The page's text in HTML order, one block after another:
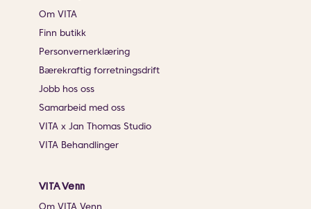
Om VITA
Finn butikk
Personvernerklæring
Bærekraftig forretningsdrift
Jobb hos oss
Samarbeid med oss
VITA x Jan Thomas Studio
VITA Behandlinger
VITA Venn
Om VITA Venn